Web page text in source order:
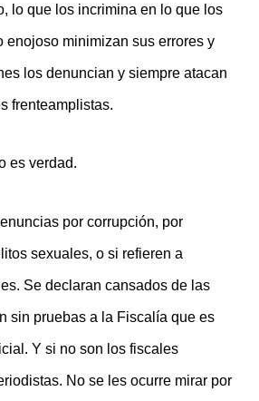
lo que los incrimina en lo que los
enojoso minimizan sus errores y
los denuncian y siempre atacan
frenteamplistas.
es verdad.
por corrupción, por
sexuales, o si refieren a
Se declaran cansados de las
sin pruebas a la Fiscalía que es
Y si no son los fiscales
No se les ocurre mirar por